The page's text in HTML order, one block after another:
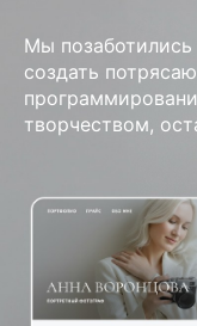
Мы
создать
творчеством,